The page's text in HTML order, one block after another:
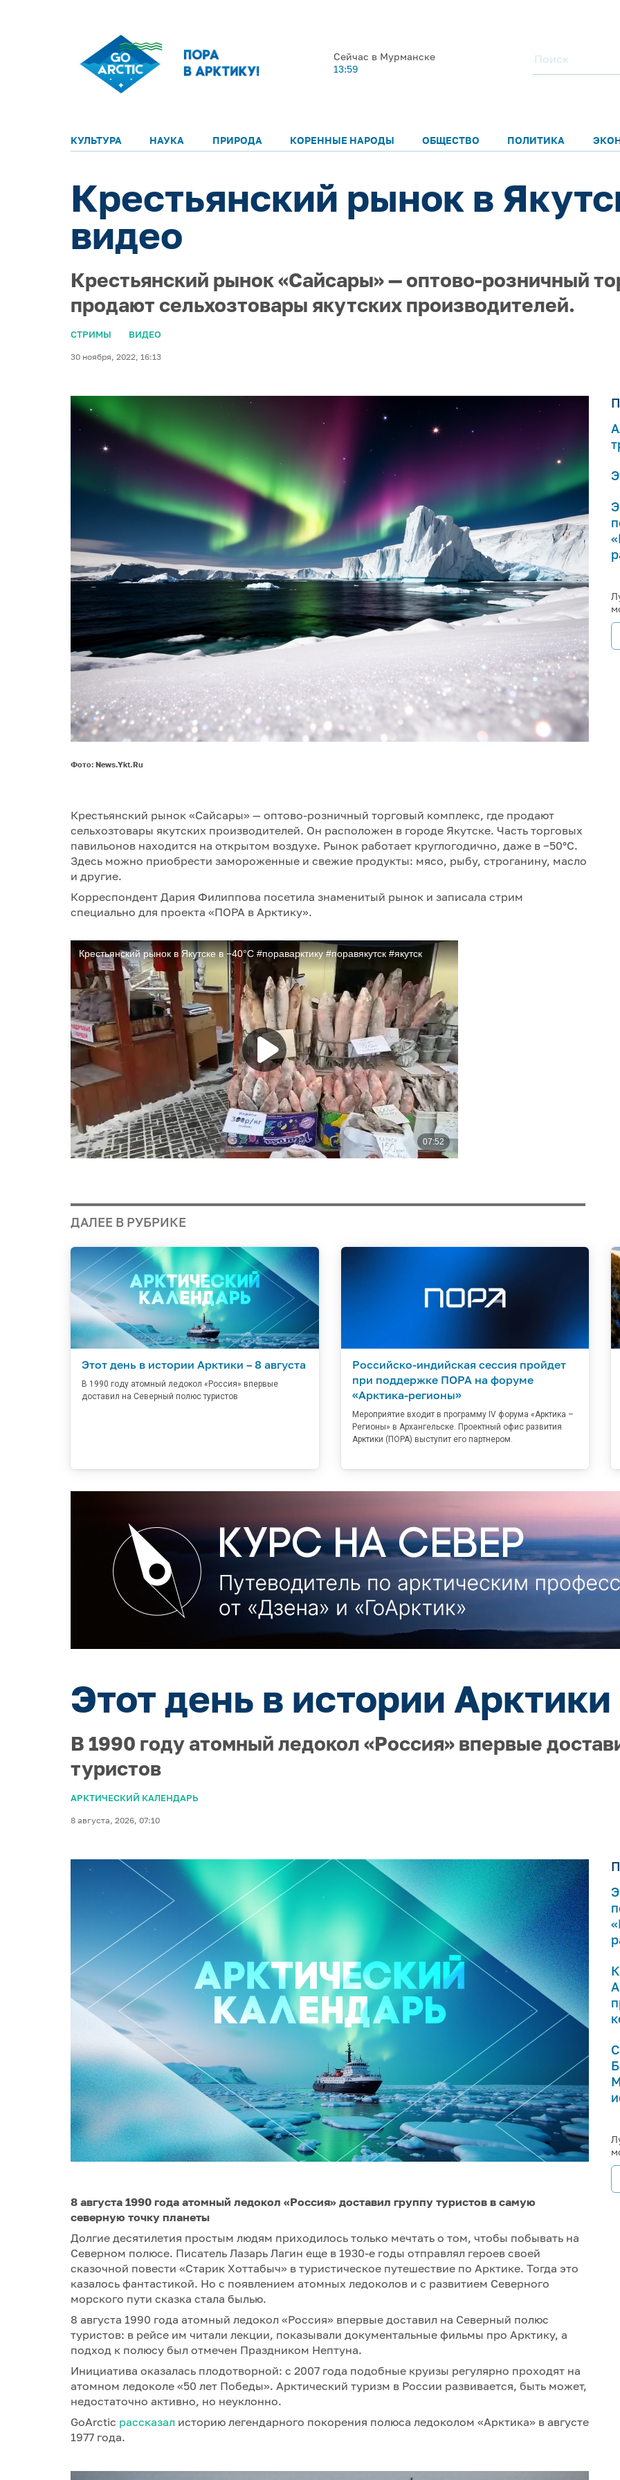
Сейчас в Мурманске
13:59
КУЛЬТУРА НАУКА ПРИРОДА КОРЕННЫЕ НАРОДЫ ОБЩЕСТВО ПОЛИТИКА
Крестьянский рынок в
видео
Крестьянский рынок «Сайсары» — оптово-розничный
продают сельхозтовары якутских производителей.
СТРИМЫ ВИДЕО
30 ноября, 2022, 16:13
Фото: News.Ykt.Ru
Крестьянский рынок «Сайсары» — оптово-розничный торговый комплекс, где продают
сельхозтовары якутских производителей. Он расположен в городе Якутске. Часть торговых
павильонов находится на открытом воздухе. Рынок работает круглогодично, даже в −50°С.
Здесь можно приобрести замороженные и свежие продукты: мясо, рыбу, строганину, масло
и другие.
Корреспондент Дария Филиппова посетила знаменитый рынок и записала стрим
специально для проекта «ПОРА в Арктику».
ДАЛЕЕ В РУБРИКЕ
Этот день в истории Арктики – 8 августа
В 1990 году атомный ледокол «Россия» впервые
доставил на Северный полюс туристов
Российско-индийская сессия пройдет
при поддержке ПОРА на форуме
«Арктика-регионы»
Мероприятие входит в программу IV форума «Арктика –
Регионы» в Архангельске. Проектный офис развития
Арктики (ПОРА) выступит его партнером.
Этот день в истории Арктики
В 1990 году атомный ледокол «Россия» впервые
туристов
АРКТИЧЕСКИЙ КАЛЕНДАРЬ
8 августа, 2026, 07:10
8 августа 1990 года атомный ледокол «Россия» доставил группу туристов в самую
северную точку планеты
Долгие десятилетия простым людям приходилось только мечтать о том, чтобы побывать на
Северном полюсе. Писатель Лазарь Лагин еще в 1930-е годы отправлял героев своей
сказочной повести «Старик Хоттабыч» в туристическое путешествие по Арктике. Тогда это
казалось фантастикой. Но с появлением атомных ледоколов и с развитием Северного
морского пути сказка стала былью.
8 августа 1990 года атомный ледокол «Россия» впервые доставил на Северный полюс
туристов: в рейсе им читали лекции, показывали документальные фильмы про Арктику, а
подход к полюсу был отмечен Праздником Нептуна.
Инициатива оказалась плодотворной: с 2007 года подобные круизы регулярно проходят на
атомном ледоколе «50 лет Победы». Арктический туризм в России развивается, быть может,
недостаточно активно, но неуклонно.
GoArctic рассказал историю легендарного покорения полюса ледоколом «Арктика» в августе
1977 года.